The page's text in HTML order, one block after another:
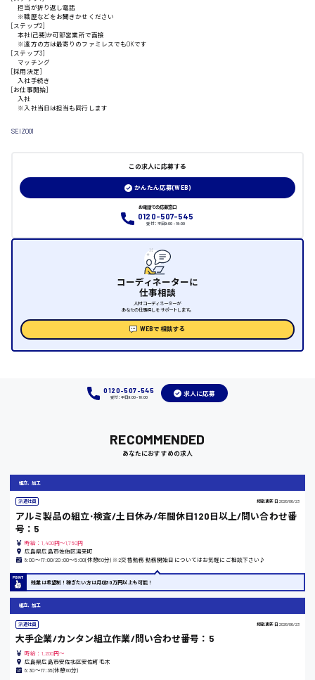
山口県
大竹市
福岡県
竹原市
熊本県
東京都
日給制すべて
時給1300円〜
時給1200円〜
担当が折り返し電話
※職歴などをお聞きかせください
[ステップ2]
本社(己斐)か可部営業所で面接
※遠方の方は最寄りのファミレスでもOKです
[ステップ3]
マッチング
[採用決定]
入社手続き
[お仕事開始]
入社
※入社当日は担当も同行します
SEIZO01
この求人に応募する
かんたん応募(WEB)
お電話での応募窓口
0120-507-545
受付：平日9:00 - 18:00
コーディネーターに
仕事相談
人材コーディネーターが
あなたの仕事探しをサポートします。
WEBで相談する
0120-507-545
受付：平日9:00 - 18:00
求人に応募
RECOMMENDED
あなたにおすすめの求人
組立、加工
派遣社員 掲載更新日 2026/06/23
アルミ製品の組立･検査/土日休み/年間休日120日以上/問い合わせ番
号：5
時給：1,400円～1,750円
広島県広島市佐伯区湯来町
8:00〜17:00/20:00〜5:00(休憩60分) ※2交替勤務 勤務開始日についてはお気軽にご相談下さい♪
残業は希望制！稼ぎたい方は月収30万円以上も可能！
組立、加工
派遣社員 掲載更新日 2026/06/23
大手企業/カンタン組立作業/問い合わせ番号：5
時給：1,200円～
広島県広島市安佐北区安佐町毛木
8:30〜17:35(休憩80分)